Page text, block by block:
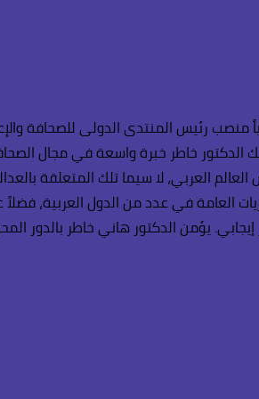
رئيس المنتدى الدولى للصحافة
الدكتور خاطر خبرة واسعة في مجال
العربي، لا سيما تلك المتعلقة
العامة في عدد من الدول العربية، فضلاً
يؤمن الدكتور هاني خاطر بالدور